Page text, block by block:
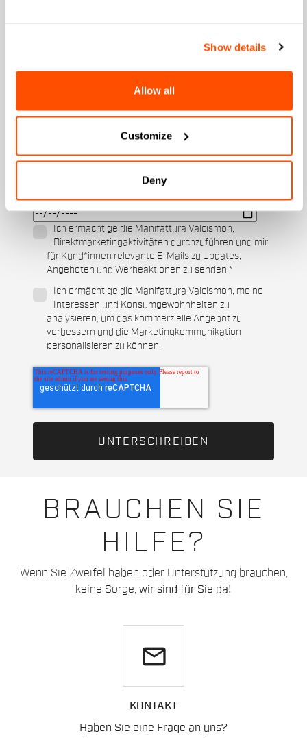
Show details
Allow all
Customize
Deny
BRAUCHEN SIE
HILFE?
Wenn Sie Zweifel haben oder Unterstützung brauchen,
keine Sorge, wir sind für Sie da!
email
KONTAKT
Haben Sie eine Frage an uns?
An welcher Kollektion sind Sie interessiert?
Herren
Für welche Sportarten interessieren Sie sich?
Wann ist Ihr Geburtstag?
Ich ermächtige die Manifattura Valcismon,
Direktmarketingaktivitäten durchzuführen und mir
für Kund*innen relevante E-Mails zu Updates,
Angeboten und Werbeaktionen zu senden.*
Ich ermächtige die Manifattura Valcismon, meine
Interessen und Konsumgewohnheiten zu
analysieren, um das kommerzielle Angebot zu
verbessern und die Marketingkommunikation
personalisieren zu können.